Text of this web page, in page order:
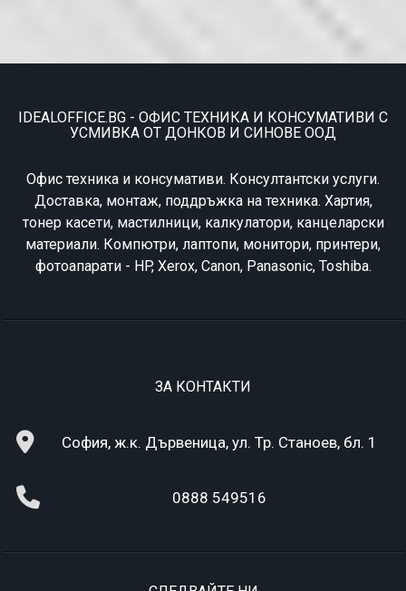
IDEALOFFICE.BG - ОФИС ТЕХНИКА И КОНСУМАТИВИ С
УСМИВКА ОТ ДОНКОВ И СИНОВЕ ООД
Офис техника и консумативи. Консултантски услуги.
Доставка, монтаж, поддръжка на техника. Хартия,
тонер касети, мастилници, калкулатори, канцеларски
материали. Компютри, лаптопи, монитори, принтери,
фотоапарати - HP, Xerox, Canon, Panasonic, Toshiba.
ЗА КОНТАКТИ
София, ж.к. Дървеница, ул. Тр. Станоев, бл. 1
0888 549516